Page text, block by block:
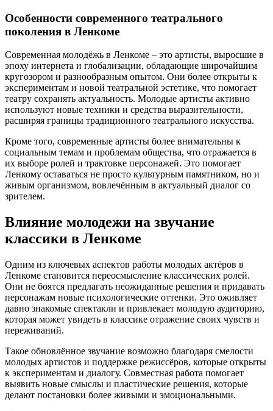
Особенности современного театрального
поколения в Ленкоме
Современная молодёжь в Ленкоме – это артисты, выросшие в
эпоху интернета и глобализации, обладающие широчайшим
кругозором и разнообразным опытом. Они более открыты к
экспериментам и новой театральной эстетике, что помогает
театру сохранять актуальность. Молодые артисты активно
используют новые техники и средства выразительности,
расширяя границы традиционного театрального искусства.
Кроме того, современные артисты более внимательны к
социальным темам и проблемам общества, что отражается в
их выборе ролей и трактовке персонажей. Это помогает
Ленкому оставаться не просто культурным памятником, но и
живым организмом, вовлечённым в актуальный диалог со
зрителем.
Влияние молодежи на звучание
классики в Ленкоме
Одним из ключевых аспектов работы молодых актёров в
Ленкоме становится переосмысление классических ролей.
Они не боятся предлагать неожиданные решения и придавать
персонажам новые психологические оттенки. Это оживляет
давно знакомые спектакли и привлекает молодую аудиторию,
которая может увидеть в классике отражение своих чувств и
переживаний.
Такое обновлённое звучание возможно благодаря смелости
молодых артистов и поддержке режиссёров, которые открыты
к экспериментам и диалогу. Совместная работа помогает
выявить новые смыслы и пластические решения, которые
делают постановки более живыми и эмоциональными.